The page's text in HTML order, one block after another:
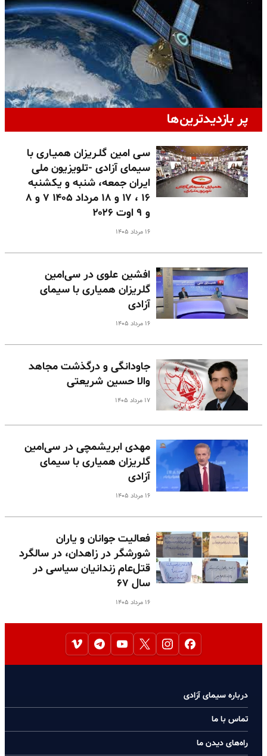
پر بازدیدترین‌ها
سـی امین گلـریزان همیـاری با
سیمای آزادی -تلویزیون ملی
ایران جمعه، شنبه و یکشنبه
۱۶ ، ۱۷ و ۱۸ مرداد ۱۴۰۵ ۷ و ۸
و ۹ اوت ۲۰۲۶
۱۶ مرداد ۱۴۰۵
افشین علوی در سی‌امین
گلریزان همیاری با سیمای
آزادی
۱۶ مرداد ۱۴۰۵
جاودانگی و درگذشت مجاهد
والا حسین شریعتی
۱۷ مرداد ۱۴۰۵
مهدی ابریشمچی در سی‌امین
گلریزان همیاری با سیمای
آزادی
۱۶ مرداد ۱۴۰۵
فعالیت جوانان و یاران
شورشگر در زاهدان، در سالگرد
قتل‌عام زندانیان سیاسی در
سال ۶۷
۱۶ مرداد ۱۴۰۵
درباره سیمای آزادی
تماس با ما
راه‌های دیدن ما